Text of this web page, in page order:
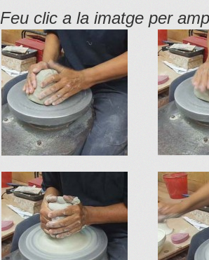
Feu clic a la imatge per